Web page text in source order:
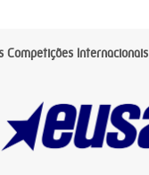
Competições Internacionais